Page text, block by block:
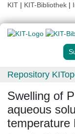
KIT | KIT-Bibliothek |
Repository
Swelling of
aqueous
temperature